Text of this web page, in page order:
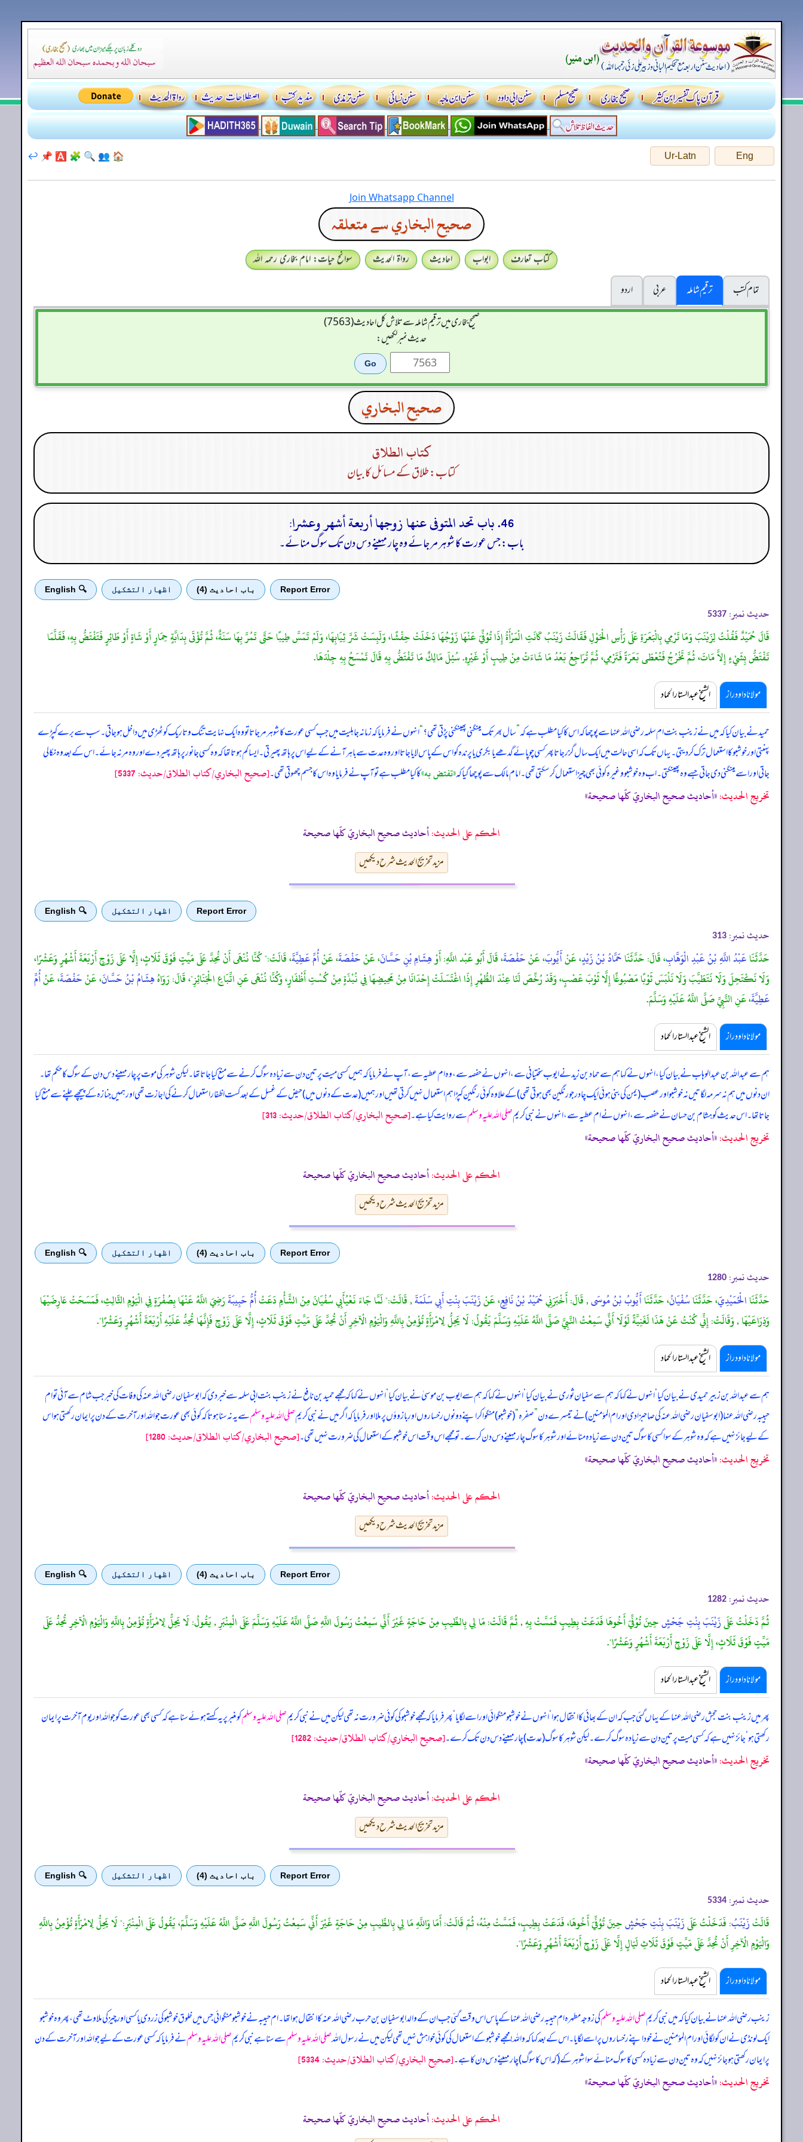
Eng
Ur-Latn
🏠
👥
🔍
🧩
🅰️
📌
↩️
Join Whatsapp Channel
صحيح البخاري سے متعلقہ
کتاب تعارف ابواب احادیث رواۃ الحدیث
سوانح حیات: امام بخاری رحمہ اللہ
تمام کتب
ترقیم شاملہ عربی
اردو
صحیح بخاری میں ترقیم شاملہ سے تلاش کل احادیث (7563)
حدیث نمبر لکھیں:
صحيح البخاري
كتاب الطلاق
کتاب: طلاق کے مسائل کا بیان
46. باب تحد المتوفى عنها زوجها أربعة أشهر وعشرا:
باب: جس عورت کا شوہر مر جائے وہ چار مہینے دس دن تک سوگ منائے۔
Report Error باب احادیث (4) اظهار التشكيل 🔍 English
حدیث نمبر: 5337
قَالَ حُمَيْدٌ فَقُلْتُ لِزَيْنَبَ وَمَا تَرْمِي بِالْبَعَرَةِ عَلَى رَأْسِ الْحَوْلِ فَقَالَتْ زَيْنَبُ كَانَتِ الْمَرْأَةُ إِذَا تُوُفِّيَ عَنْهَا زَوْجُهَا دَخَلَتْ حِفْشًا، وَلَبِسَتْ شَرَّ ثِيَابِهَا، وَلَمْ تَمَسَّ طِيبًا حَتَّى تَمُرَّ بِهَا سَنَةٌ، ثُمَّ تُؤْتَى بِدَابَّةٍ حِمَارٍ أَوْ شَاةٍ أَوْ طَائِرٍ فَتَفْتَضُّ بِهِ، فَقَلَّمَا
تَفْتَضُّ بِشَيْءٍ إِلاَّ مَاتَ، ثُمَّ تَخْرُجُ فَتُعْطَى بَعَرَةً فَتَرْمِي، ثُمَّ تُرَاجِعُ بَعْدُ مَا شَاءَتْ مِنْ طِيبٍ أَوْ غَيْرِهِ. سُئِلَ مَالِكٌ مَا تَفْتَضُّ بِهِ قَالَ تَمْسَحُ بِهِ جِلْدَهَا.
مولانا داود راز الشیخ عبدالستار الحماد
حمید نے بیان کیا کہ میں نے زینب بنت ام سلمہ رضی اللہ عنہا سے پوچھا کہاس کا کیا مطلب ہے کہ”سال بھر تک مینگنی پھینکنی پڑتی تھی؟“انہوں نے فرمایا کہ زمانہ جاہلیت میں جب کسی عورت کا شوہر مر جاتا تو وہ ایک نہایت تنگ و تاریک کوٹھڑی میں داخل ہو جاتی۔ سب سے برے کپڑے
پہنتی اور خوشبو کا استعمال ترک کر دیتی۔ یہاں تک کہ اسی حالت میں ایک سال گزر جاتا پھر کسی چوپائے گدھے یا بکری یا پرندہ کو اس کے پاس لایا جاتا اور وہ عدت سے باہر آنے کے لیے اس پر ہاتھ پھیرتی۔ ایسا کم ہوتا تھا کہ وہ کسی جانور پر ہاتھ پھیر دے اور وہ مر نہ جائے۔ اس کے بعد وہ نکالی
جاتی اور اسے مینگنی دی جاتی جسے وہ پھینکتی۔ اب وہ خوشبو وغیرہ کوئی بھی چیز استعمال کر سکتی تھی۔ امام مالک سے پوچھا گیا کہ«تفتض به»کا کیا مطلب ہے تو آپ نے فرمایا وہ اس کا جسم چھوتی تھی۔[صحيح البخاري/كتاب الطلاق/حدیث: 5337]
تخریج الحدیث:«أحاديث صحيح البخاريّ كلّها صحيحة»
الحكم على الحديث:أحاديث صحيح البخاريّ كلّها صحيحة
مزید تخریج الحدیث شرح دیکھیں
Report Error اظهار التشكيل 🔍 English
حدیث نمبر: 313
حَدَّثَنَاعَبْدُ اللَّهِ بْنُ عَبْدِ الْوَهَّابِ، قَالَ: حَدَّثَنَاحَمَّادُ بْنُ زَيْدٍ، عَنْأَيُّوبَ، عَنْحَفْصَةَ، قَالَ أَبُو عَبْد اللَّهِ: أَوْهِشَامِ بْنِ حَسَّانَ، عَنْحَفْصَةَ، عَنْأُمِّ عَطِيَّةَ، قَالَتْ:" كُنَّا نُنْهَى أَنْ نُحِدَّ عَلَى مَيِّتٍ فَوْقَ ثَلَاثٍ، إِلَّا عَلَى زَوْجٍ أَرْبَعَةَ أَشْهُرٍ وَعَشْرًا،
وَلَا نَكْتَحِلَ وَلَا نَتَطَيَّبَ وَلَا نَلْبَسَ ثَوْبًا مَصْبُوغًا إِلَّا ثَوْبَ عَصْبٍ، وَقَدْ رُخِّصَ لَنَا عِنْدَ الطُّهْرِ إِذَا اغْتَسَلَتْ إِحْدَانَا مِنْ مَحِيضِهَا فِي نُبْذَةٍ مِنْ كُسْتِ أَظْفَارٍ، وَكُنَّا نُنْهَى عَنِ اتِّبَاعِ الْجَنَائِزِ"، قَالَ: رَوَاهُهِشَامُ بْنُ حَسَّانَ، عَنْحَفْصَةَ، عَنْأُمِّ
عَطِيَّةَ، عَنِ النَّبِيِّ صَلَّى اللَّهُ عَلَيْهِ وَسَلَّمَ.
مولانا داود راز الشیخ عبدالستار الحماد
ہم سے عبداللہ بن عبدالوہاب نے بیان کیا، انہوں نے کہا ہم سے حماد بن زید نے ایوب سختیانی سے، انہوں نے حفصہ سے، وہ ام عطیہ سے، آپ نے فرمایا کہہمیں کسی میت پر تین دن سے زیادہ سوگ کرنے سے منع کیا جاتا تھا۔ لیکن شوہر کی موت پر چار مہینے دس دن کے سوگ کا حکم تھا۔
ان دنوں میں ہم نہ سرمہ لگاتیں نہ خوشبو اور عصب (یمن کی بنی ہوئی ایک چادر جو رنگین بھی ہوتی تھی) کے علاوہ کوئی رنگین کپڑا ہم استعمال نہیں کرتی تھیں اور ہمیں (عدت کے دنوں میں) حیض کے غسل کے بعد کست اظفار استعمال کرنے کی اجازت تھی اور ہمیں جنازہ کے پیچھے چلنے سے منع کیا
جاتا تھا۔ اس حدیث کو ہشام بن حسان نے حفصہ سے، انہوں نے ام عطیہ سے، انہوں نے نبی کریمصلی اللہ علیہ وسلمسے روایت کیا ہے۔[صحيح البخاري/كتاب الطلاق/حدیث: 313]
تخریج الحدیث:«أحاديث صحيح البخاريّ كلّها صحيحة»
الحكم على الحديث:أحاديث صحيح البخاريّ كلّها صحيحة
مزید تخریج الحدیث شرح دیکھیں
Report Error باب احادیث (4) اظهار التشكيل 🔍 English
حدیث نمبر: 1280
حَدَّثَنَاالْحُمَيْدِيّ، حَدَّثَنَاسُفْيَانُ، حَدَّثَنَاأَيُّوبُ بْنُ مُوسَى, قَالَ: أَخْبَرَنِيحُمَيْدُ بْنُ نَافِعٍ، عَنْزَيْنَبَ بِنْتِ أَبِي سَلَمَةَ, قَالَتْ:" لَمَّا جَاءَ نَعْيُأَبِي سُفْيَانَ مِنْ الشَّأْمِ دَعَتْأُمُّ حَبِيبَةَرَضِيَ اللَّهُ عَنْهَا بِصُفْرَةٍ فِي الْيَوْمِ الثَّالِثِ، فَمَسَحَتْ عَارِضَيْهَا
وَذِرَاعَيْهَا , وَقَالَتْ: إِنِّي كُنْتُ عَنْ هَذَا لَغَنِيَّةً لَوْلَا أَنِّي سَمِعْتُ النَّبِيَّ صَلَّى اللَّهُ عَلَيْهِ وَسَلَّمَ يَقُولُ: لَا يَحِلُّ لِامْرَأَةٍ تُؤْمِنُ بِاللَّهِ وَالْيَوْمِ الْآخِرِ أَنْ تُحِدَّ عَلَى مَيِّتٍ فَوْقَ ثَلَاثٍ، إِلَّا عَلَى زَوْجٍ فَإِنَّهَا تُحِدُّ عَلَيْهِ أَرْبَعَةَ أَشْهُرٍ وَعَشْرًا".
مولانا داود راز الشیخ عبدالستار الحماد
ہم سے عبداللہ بن زبیر حمیدی نے بیان کیا ‘ انہوں نے کہا کہ ہم سے سفیان ثوری نے بیان کیا ‘ انہوں نے کہا کہ ہم سے ایوب بن موسیٰ نے بیان کیا ‘ انہوں نے کہا کہ مجھے حمید بن نافع نے زینب بنت ابی سلمہ سے خبر دی کہابوسفیان رضی اللہ عنہ کی وفات کی خبر جب شام سے آئی تو ام
حبیبہ رضی اللہ عنہا (ابوسفیان رضی اللہ عنہ کی صاحبزادی اور ام المؤمنین) نے تیسرے دن”صفرہ“(خوشبو) منگوا کر اپنے دونوں رخساروں اور بازوؤں پر ملا اور فرمایا کہ اگر میں نے نبی کریمصلی اللہ علیہ وسلمسے یہ نہ سنا ہوتا کہ کوئی بھی عورت جو اللہ اور آخرت کے دن پر ایمان رکھتی ہو اس
کے لیے جائز نہیں ہے کہ وہ شوہر کے سوا کسی کا سوگ تین دن سے زیادہ منائے اور شوہر کا سوگ چار مہینے دس دن کرے۔ تو مجھے اس وقت اس خوشبو کے استعمال کی ضرورت نہیں تھی۔[صحيح البخاري/كتاب الطلاق/حدیث: 1280]
تخریج الحدیث:«أحاديث صحيح البخاريّ كلّها صحيحة»
الحكم على الحديث:أحاديث صحيح البخاريّ كلّها صحيحة
مزید تخریج الحدیث شرح دیکھیں
Report Error باب احادیث (4) اظهار التشكيل 🔍 English
حدیث نمبر: 1282
ثُمَّ دَخَلْتُ عَلَىزَيْنَبَ بِنْتِ جَحْشٍحِينَ تُوُفِّيَ أَخُوهَا فَدَعَتْ بِطِيبٍ فَمَسَّتْ بِهِ , ثُمَّ قَالَتْ: مَا لِي بِالطِّيبِ مِنْ حَاجَةٍ غَيْرَ أَنِّي سَمِعْتُ رَسُولَ اللَّهِ صَلَّى اللَّهُ عَلَيْهِ وَسَلَّمَ عَلَى الْمِنْبَرِ , يَقُولُ: لَا يَحِلُّ لِامْرَأَةٍ تُؤْمِنُ بِاللَّهِ وَالْيَوْمِ الْآخِرِ تُحِدُّ عَلَى
مَيِّتٍ فَوْقَ ثَلَاثٍ، إِلَّا عَلَى زَوْجٍ أَرْبَعَةَ أَشْهُرٍ وَعَشْرًا".
مولانا داود راز الشیخ عبدالستار الحماد
‏‏‏‏ پھر میں زینب بنت حجش رضی اللہ عنہا کے یہاں گئی جب کہ ان کے بھائی کا انتقال ہوا ‘ انہوں نے خوشبو منگوائی اور اسے لگایا ‘ پھر فرمایا کہ مجھے خوشبو کی کوئی ضرورت نہ تھی لیکن میں نے نبی کریمصلی اللہ علیہ وسلمکو منبر پر یہ کہتے ہوئے سنا ہے کہ کسی بھی عورت کو جو اللہ اور یوم آخرت پر ایمان
رکھتی ہو ‘ جائز نہیں ہے کہ کسی میت پر تین دن سے زیادہ سوگ کرے۔ لیکن شوہر کا سوگ (عدت) چار مہینے دس دن تک کرے۔[صحيح البخاري/كتاب الطلاق/حدیث: 1282]
تخریج الحدیث:«أحاديث صحيح البخاريّ كلّها صحيحة»
الحكم على الحديث:أحاديث صحيح البخاريّ كلّها صحيحة
مزید تخریج الحدیث شرح دیکھیں
Report Error باب احادیث (4) اظهار التشكيل 🔍 English
حدیث نمبر: 5334
قَالَتْزَيْنَبُ: فَدَخَلْتُ عَلَىزَيْنَبَ بِنْتِ جَحْشٍحِينَ تُوُفِّيَ أَخُوهَا، فَدَعَتْ بِطِيبٍ، فَمَسَّتْ مِنْهُ، ثُمّ قَالَتْ: أَمَا وَاللَّهِ مَا لِي بِالطِّيبِ مِنْ حَاجَةٍ غَيْرَ أَنِّي سَمِعْتُ رَسُولَ اللَّهِ صَلَّى اللَّهُ عَلَيْهِ وَسَلَّمَ، يَقُولُ عَلَى الْمِنْبَرِ:" لَا يَحِلُّ لِامْرَأَةٍ تُؤْمِنُ بِاللَّهِ
وَالْيَوْمِ الْآخِرِ أَنْ تُحِدَّ عَلَى مَيِّتٍ فَوْقَ ثَلَاثِ لَيَالٍ إِلَّا عَلَى زَوْجٍ أَرْبَعَةَ أَشْهُرٍ وَعَشْرًا".
مولانا داود راز الشیخ عبدالستار الحماد
زینب رضی اللہ عنہا نے بیان کیا کہمیں نبی کریمصلی اللہ علیہ وسلمکی زوجہ مطہرہ ام حبیبہ رضی اللہ عنہا کے پاس اس وقت گئی جب ان کے والد ابوسفیان بن حرب رضی اللہ عنہ کا انتقال ہوا تھا۔ ام حبیبہ نے خوشبو منگوائی جس میں خلوق خوشبو کی زردی یا کسی اور چیز کی ملاوٹ تھی، پھر وہ خوشبو
ایک لونڈی نے ان کو لگائی اور ام المؤمنین نے خود اپنے رخساروں پر اسے لگایا۔ اس کے بعد کہا کہ واللہ! مجھے خوشبو کے استعمال کی کوئی خواہش نہیں تھی لیکن میں نے رسول اللہصلی اللہ علیہ وسلمسے سنا ہے نبی کریمصلی اللہ علیہ وسلمنے فرمایا کہ کسی عورت کے لیے جو اللہ اور آخرت کے دن
پر ایمان رکھتی ہو جائز نہیں کہ وہ تین دن سے زیادہ کسی کا سوگ منائے سوا شوہر کے (کہ اس کا سوگ) چار مہینے دس دن کا ہے۔[صحيح البخاري/كتاب الطلاق/حدیث: 5334]
تخریج الحدیث:«أحاديث صحيح البخاريّ كلّها صحيحة»
الحكم على الحديث:أحاديث صحيح البخاريّ كلّها صحيحة